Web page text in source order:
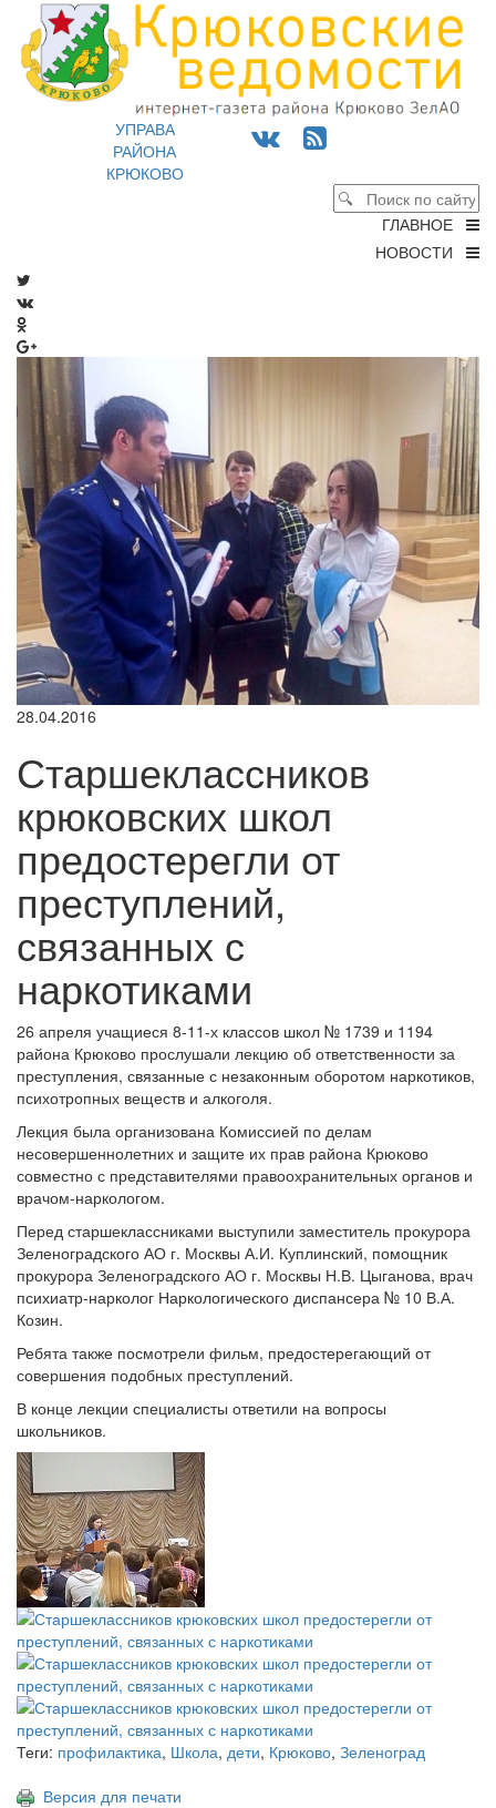
УПРАВА
РАЙОНА
КРЮКОВО
ГЛАВНОЕ
НОВОСТИ
28.04.2016
Старшеклассников
крюковских школ
предостерегли от
преступлений,
связанных с
наркотиками
26 апреля учащиеся 8-11-х классов школ № 1739 и 1194
района Крюково прослушали лекцию об ответственности за
преступления, связанные с незаконным оборотом наркотиков,
психотропных веществ и алкоголя.
Лекция была организована Комиссией по делам
несовершеннолетних и защите их прав района Крюково
совместно с представителями правоохранительных органов и
врачом-наркологом.
Перед старшеклассниками выступили заместитель прокурора
Зеленоградского АО г. Москвы А.И. Куплинский, помощник
прокурора Зеленоградского АО г. Москвы Н.В. Цыганова, врач
психиатр-нарколог Наркологического диспансера № 10 В.А.
Козин.
Ребята также посмотрели фильм, предостерегающий от
совершения подобных преступлений.
В конце лекции специалисты ответили на вопросы
школьников.
Теги: профилактика, Школа, дети, Крюково, Зеленоград
Версия для печати